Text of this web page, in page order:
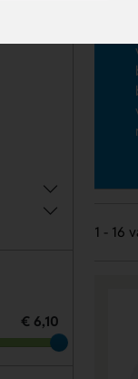
1 - 16
€ 6,10